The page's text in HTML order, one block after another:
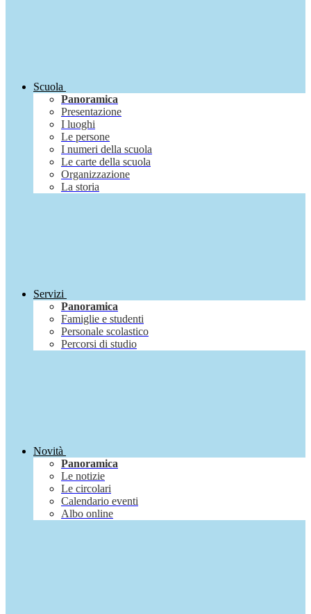
Scuola
Panoramica
Presentazione
I luoghi
Le persone
I numeri della scuola
Le carte della scuola
Organizzazione
La storia
Servizi
Panoramica
Famiglie e studenti
Personale scolastico
Percorsi di studio
Novità
Panoramica
Le notizie
Le circolari
Calendario eventi
Albo online